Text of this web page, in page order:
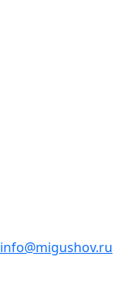
info@migushov.ru